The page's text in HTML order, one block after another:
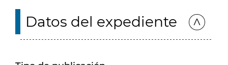
Datos del expediente